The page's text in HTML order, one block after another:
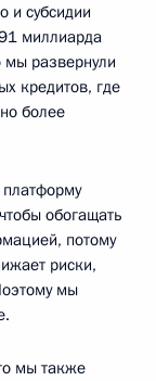
и субсидии
миллиарда
мы развернули
кредитов, где
более
обогащать
потому
риски,
мы
мы также